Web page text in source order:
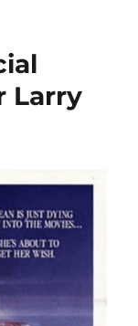
Larry